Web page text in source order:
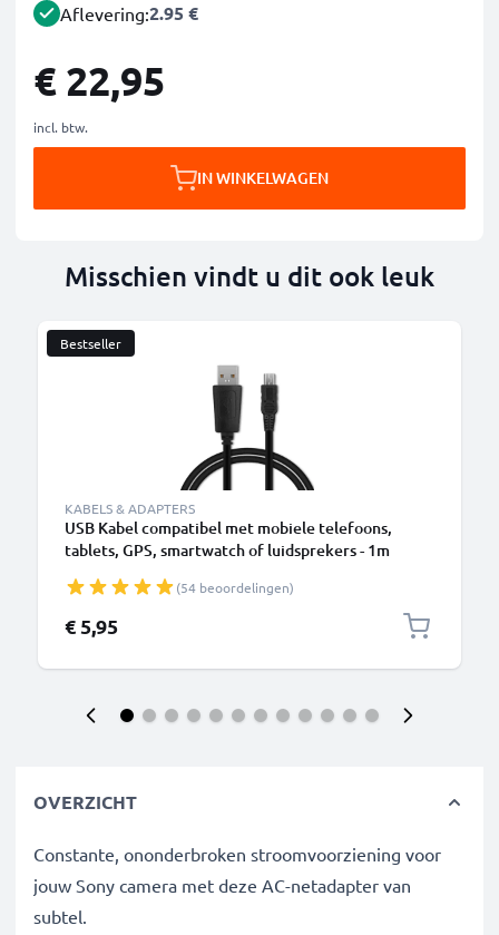
Aflevering:2.95 €
€ 22,95
incl. btw.
IN WINKELWAGEN
Misschien vindt u dit ook leuk
Bestseller
KABELS & ADAPTERS
USB Kabel compatibel met mobiele telefoons,
tablets, GPS, smartwatch of luidsprekers - 1m
(54 beoordelingen)
€ 5,95
OVERZICHT
Constante, ononderbroken stroomvoorziening voor
jouw Sony camera met deze AC-netadapter van
subtel.